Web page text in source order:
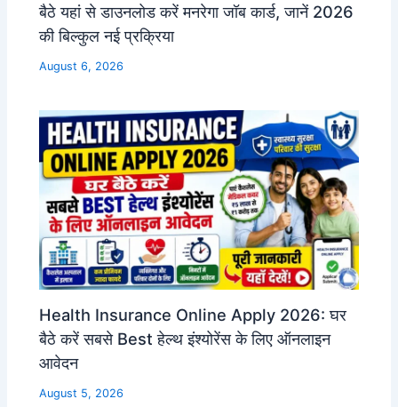
बैठे यहां से डाउनलोड करें मनरेगा जॉब कार्ड, जानें 2026
की बिल्कुल नई प्रक्रिया
August 6, 2026
Health Insurance Online Apply 2026: घर
बैठे करें सबसे Best हेल्थ इंश्योरेंस के लिए ऑनलाइन
आवेदन
August 5, 2026